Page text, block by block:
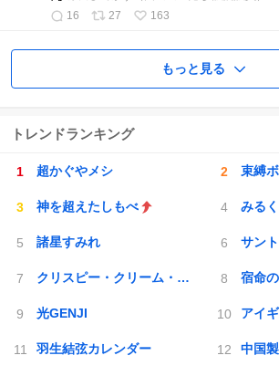
16
27 163
もっと見る
トレンドランキング
超かぐやメシ 束縛
神を超えたしもべ みる
諸星すみれ サン
クリスピー・クリーム・ドーナツ 宿命
光GENJI アイ
羽生結弦カレンダー 中国